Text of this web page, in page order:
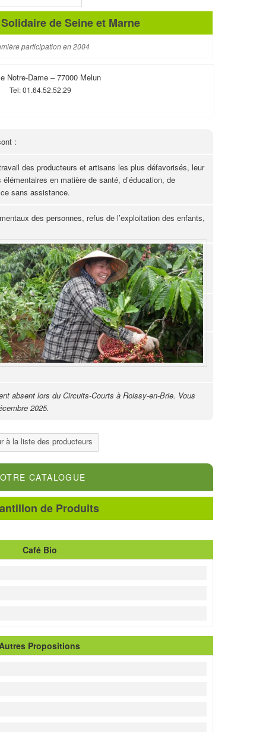
de Seine et Marne
participation en 2004
Notre-Dame – 77000 Melun
Tel: 01.64.52.52.29
:
des producteurs et artisans les plus défavorisés, leur
en matière de santé, d’éducation, de
sans assistance.
des personnes, refus de l’exploitation des enfants,
absent lors du Circuits-Courts à Roissy-en-Brie. Vous
2025.
à la liste des producteurs
CATALOGUE
de Produits
Café Bio
Propositions